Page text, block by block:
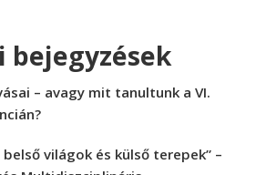
bejegyzések
– avagy mit tanultunk a VI.
világok és külső terepek” –